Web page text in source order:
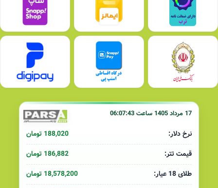
17 مرداد 1405 ساعت 06:07:43
نرخ دلار:
188,020 تومان
قیمت تتر:
186,882 تومان
طلای 18 عیار:
18,578,200 تومان